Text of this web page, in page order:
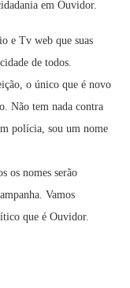
em Ouvidor.
e Tv web que suas
de todos.
o único que é novo
Não tem nada contra
polícia, sou um nome
os nomes serão
Vamos
que é Ouvidor.